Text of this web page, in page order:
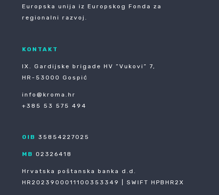
Europska unija iz Europskog Fonda za
regionalni razvoj.
KONTAKT
IX. Gardijske brigade HV ”Vukovi” 7,
HR-53000 Gospić
info@kroma.hr
+385 53 575 494
OIB 35854227025
MB 02326418
Hrvatska poštanska banka d.d.
HR2023900011100353349 | SWIFT HPBHR2X